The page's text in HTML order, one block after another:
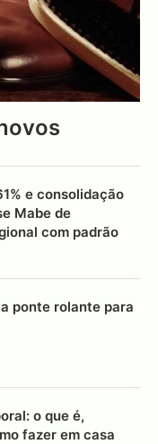
e consolidação
Mabe de
com padrão
ponte rolante para
o que é,
fazer em casa